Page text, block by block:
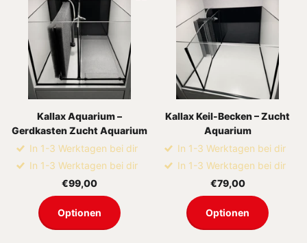
Kallax Aquarium –
Gerdkasten Zucht Aquarium
In 1-3 Werktagen bei dir
In 1-3 Werktagen bei dir
€99,00
Optionen
Kallax Keil-Becken – Zucht
Aquarium
In 1-3 Werktagen bei dir
In 1-3 Werktagen bei dir
€79,00
Optionen